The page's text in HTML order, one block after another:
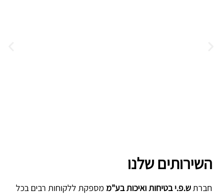
השירותים שלנו
חברתש.פ.י בטיחות ואיכות בע"מ מספקת ללקוחות רבים בכל